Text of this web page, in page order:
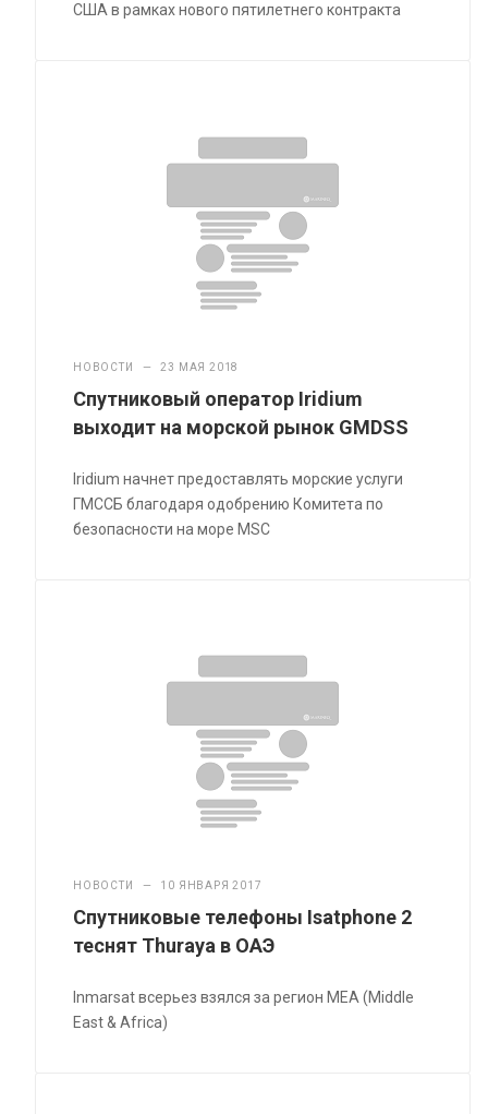
США в рамках нового пятилетнего контракта
НОВОСТИ — 23 МАЯ 2018
Спутниковый оператор Iridium
выходит на морской рынок GMDSS
Iridium начнет предоставлять морские услуги
ГМССБ благодаря одобрению Комитета по
безопасности на море MSC
НОВОСТИ — 10 ЯНВАРЯ 2017
Спутниковые телефоны Isatphone 2
теснят Thuraya в ОАЭ
Inmarsat всерьез взялся за регион MEA (Middle
East & Africa)